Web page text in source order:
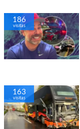
186
visitas
163
visitas